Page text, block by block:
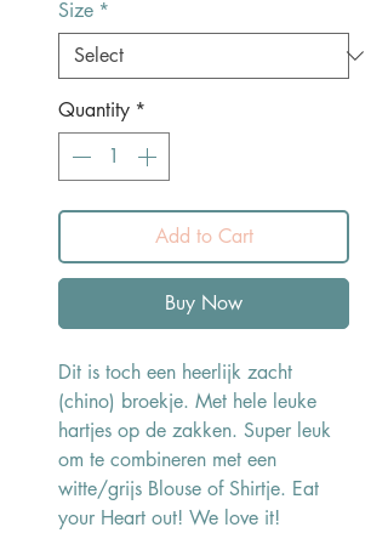
Size *
Quantity *
Add to Cart
Buy Now
Dit is toch een heerlijk zacht
(chino) broekje. Met hele leuke
hartjes op de zakken. Super leuk
om te combineren met een
witte/grijs Blouse of Shirtje. Eat
your Heart out! We love it!